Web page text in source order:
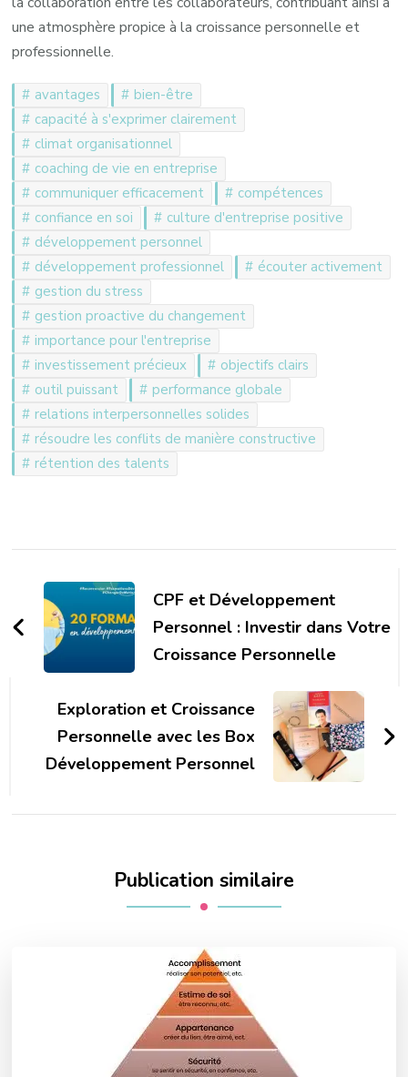
une atmosphère propice à la croissance personnelle et
professionnelle.
avantages
bien-être
capacité à s'exprimer clairement
climat organisationnel
coaching de vie en entreprise
communiquer efficacement
compétences
confiance en soi
culture d'entreprise positive
développement personnel
développement professionnel
écouter activement
gestion du stress
gestion proactive du changement
importance pour l'entreprise
investissement précieux
objectifs clairs
outil puissant
performance globale
relations interpersonnelles solides
résoudre les conflits de manière constructive
rétention des talents
d'article
CPF et Développement
Personnel : Investir dans Votre
Croissance Personnelle
Exploration et Croissance
Personnelle avec les Box
Développement Personnel
Publication similaire